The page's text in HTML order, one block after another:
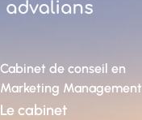
Cabinet de conseil en
Marketing Management
Le cabinet